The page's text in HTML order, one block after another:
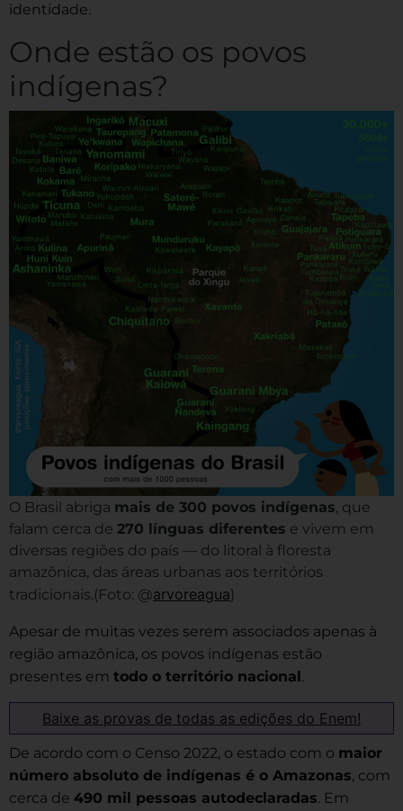
identidade.
Onde estão os povos
indígenas?
O Brasil abriga mais de 300 povos indígenas, que
falam cerca de 270 línguas diferentes e vivem em
diversas regiões do país — do litoral à floresta
amazônica, das áreas urbanas aos territórios
tradicionais.(Foto: @arvoreagua)
Apesar de muitas vezes serem associados apenas à
região amazônica, os povos indígenas estão
presentes em todo o território nacional .
Baixe as provas de todas as edições do Enem!
De acordo com o Censo 2022, o estado com o maior
número absoluto de indígenas é o Amazonas, com
cerca de 490 mil pessoas autodeclaradas. Em